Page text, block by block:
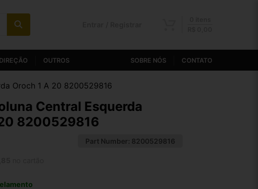
DIREÇÃO OUTROS SOBRE NÓS CONTATO
Oroch 1 A 20 8200529816
Central Esquerda
8200529816
Part Number: 8200529816